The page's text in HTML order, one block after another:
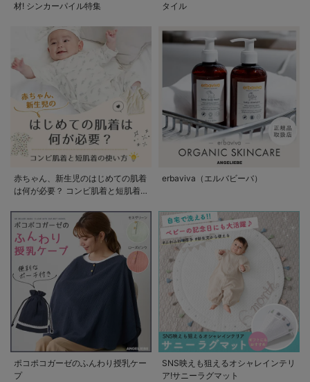
材! シンカーパイル特集
タイル
赤ちゃん、新生児のはじめての肌着
は何が必要？ コンビ肌着と短肌着
erbaviva（エルバビーバ）
ポコポコガーゼのふんわり授乳ケー
プ
SNS映えも狙えるオシャレインテリ
ア!サニーラグマット